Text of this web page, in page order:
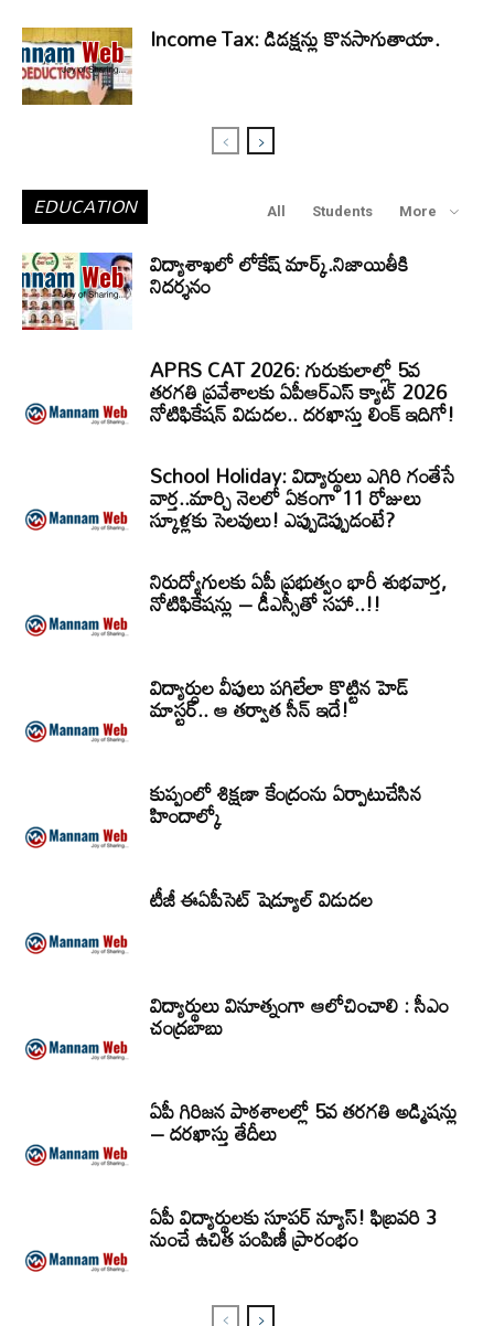
Income Tax: డిడక్షన్లు కొనసాగుతాయా.
EDUCATION All Students More
విద్యాశాఖలో లోకేష్ మార్క్.నిజాయితీకి
నిదర్శనం
APRS CAT 2026: గురుకులాల్లో 5వ
తరగతి ప్రవేశాలకు ఏపీఆర్‌ఎస్‌ క్యాట్‌ 2026
నోటిఫికేషన్‌ విడుదల.. దరఖాస్తు లింక్‌ ఇదిగో!
School Holiday: విద్యార్థులు ఎగిరి గంతేసే
వార్త..మార్చి నెలలో ఏకంగా 11 రోజులు
స్కూళ్లకు సెలవులు! ఎప్పుడెప్పుడంటే?
నిరుద్యోగులకు ఏపీ ప్రభుత్వం భారీ శుభవార్త,
నోటిఫికేషన్లు – డీఎస్సీతో సహా..!!
విద్యార్ధుల వీపులు పగిలేలా కొట్టిన హెడ్
మాస్టర్.. ఆ తర్వాత సీన్‌ ఇదే!
కుప్పంలో శిక్షణా కేంద్రంను ఏర్పాటుచేసిన
హిందాల్కో
టీజీ ఈఏపీసెట్‌ షెడ్యూల్‌ విడుదల
విద్యార్థులు వినూత్నంగా ఆలోచించాలి : సీఎం
చంద్రబాబు
ఏపీ గిరిజన పాఠశాలల్లో 5వ తరగతి అడ్మిషన్లు
– దరఖాస్తు తేదీలు
ఏపీ విద్యార్థులకు సూపర్ న్యూస్! ఫిబ్రవరి 3
నుంచే ఉచిత పంపిణీ ప్రారంభం